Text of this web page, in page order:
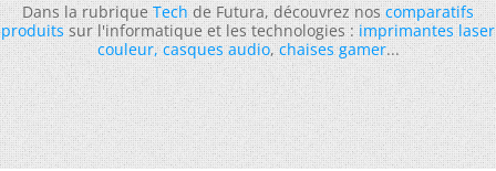
Dans la rubriqueTechde Futura, découvrez noscomparatifs
produitssur l'informatique et les technologies :imprimantes laser
couleur,casques audio,chaises gamer...